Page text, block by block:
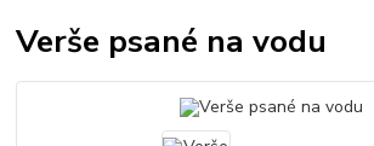
Verše psané na vodu